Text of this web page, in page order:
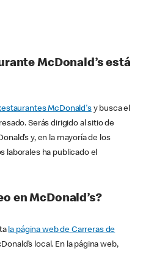
McDonald’s está
McDonald'sy busca el
Serás dirigido al sitio de
y, en la mayoría de los
laborales ha publicado el
en McDonald’s?
la página web de Carreras de
local. En la página web,